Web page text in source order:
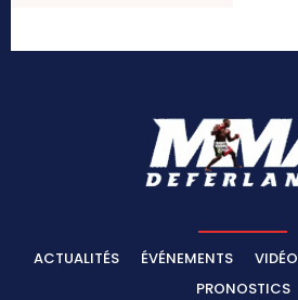
ACTUALITÉS ÉVÉNEMENTS VIDÉO
PRONOSTICS